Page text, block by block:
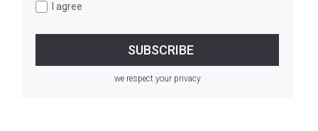
I agree
we respect your privacy